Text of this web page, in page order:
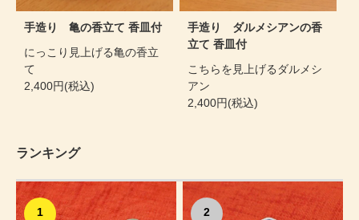
手造り 亀の香立て 香皿付
にっこり見上げる亀の香立
て
2,400円(税込)
手造り ダルメシアンの香
立て 香皿付
こちらを見上げるダルメシ
アン
2,400円(税込)
ランキング
1 2